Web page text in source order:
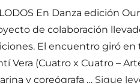
En Danza edición
de colaboración
El encuentro giró en
Vera (Cuatro x Cuatro –
y coreógrafa … Sigue